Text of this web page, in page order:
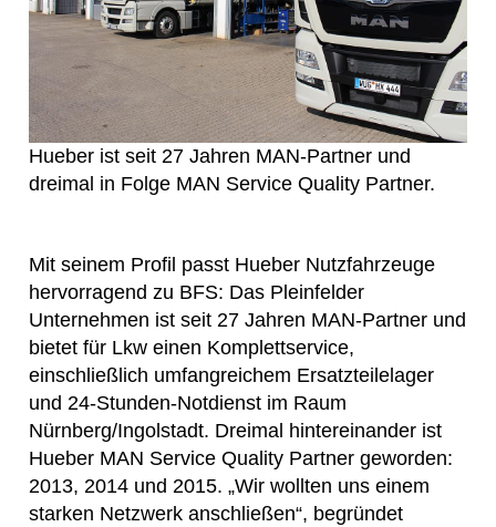
Hueber ist seit 27 Jahren MAN-Partner und
dreimal in Folge MAN Service Quality Partner.
Mit seinem Profil passt Hueber Nutzfahrzeuge
hervorragend zu BFS: Das Pleinfelder
Unternehmen ist seit 27 Jahren MAN-Partner und
bietet für Lkw einen Komplettservice,
einschließlich umfangreichem Ersatzteilelager
und 24-Stunden-Notdienst im Raum
Nürnberg/Ingolstadt. Dreimal hintereinander ist
Hueber MAN Service Quality Partner geworden:
2013, 2014 und 2015. „Wir wollten uns einem
starken Netzwerk anschließen“, begründet